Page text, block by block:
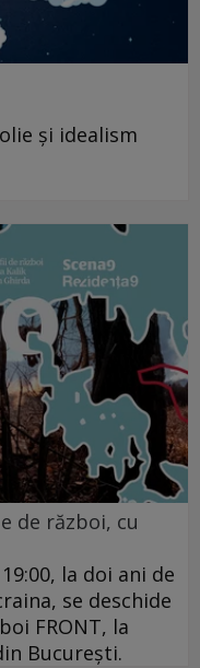
și idealism
de război, cu
la doi ani de
se deschide
FRONT, la
București.